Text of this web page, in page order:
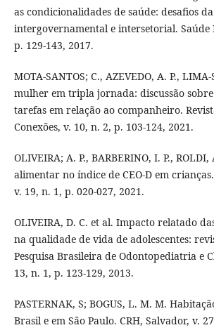
as condicionalidades de saúde: desafios
intergovernamental e intersetorial. Saúde
p. 129-143, 2017.
MOTA-SANTOS; C., AZEVEDO, A. P.,
mulher em tripla jornada: discussão
tarefas em relação ao companheiro.
Conexões, v. 10, n. 2, p. 103-124, 2021.
OLIVEIRA; A. P., BARBERINO, I. P.,
alimentar no índice de CEO-D em
v. 19, n. 1, p. 020-027, 2021.
OLIVEIRA, D. C. et al. Impacto relatado
na qualidade de vida de adolescentes:
Pesquisa Brasileira de Odontopediatria e
13, n. 1, p. 123-129, 2013.
PASTERNAK, S; BOGUS, L. M. M.
Brasil e em São Paulo. CRH, Salvador, v.